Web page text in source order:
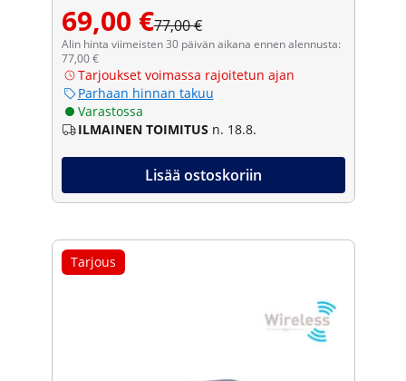
69,00 €77,00 €
Alin hinta viimeisten 30 päivän aikana ennen alennusta:
77,00 €
Tarjoukset voimassa rajoitetun ajan
Parhaan hinnan takuu
Varastossa
ILMAINEN TOIMITUS n. 18.8.
Lisää ostoskoriin
Tarjous